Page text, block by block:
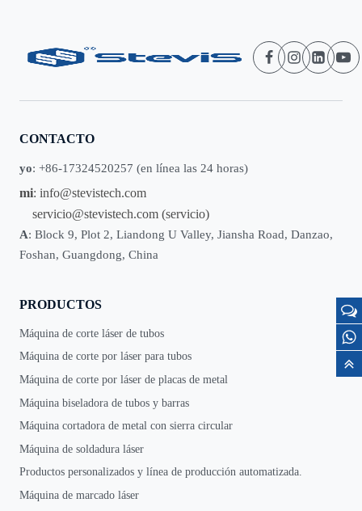
CONTACTO
yo: +86-17324520257 (en línea las 24 horas)
mi: info@stevistech.com
servicio@stevistech.com (servicio)
A: Block 9, Plot 2, Liandong U Valley, Jiansha Road, Danzao,
Foshan, Guangdong, China
PRODUCTOS
Máquina de corte láser de tubos
Máquina de corte por láser para tubos
Máquina de corte por láser de placas de metal
Máquina biseladora de tubos y barras
Máquina cortadora de metal con sierra circular
Máquina de soldadura láser
Productos personalizados y línea de producción automatizada.
Máquina de marcado láser